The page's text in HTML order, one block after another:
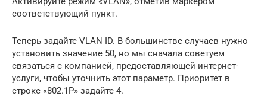
соответствующий пункт.
Теперь задайте VLAN ID. В большинстве случаев нужно
установить значение 50, но мы сначала советуем
связаться с компанией, предоставляющей интернет-
услуги, чтобы уточнить этот параметр. Приоритет в
строке «802.1P» задайте 4.